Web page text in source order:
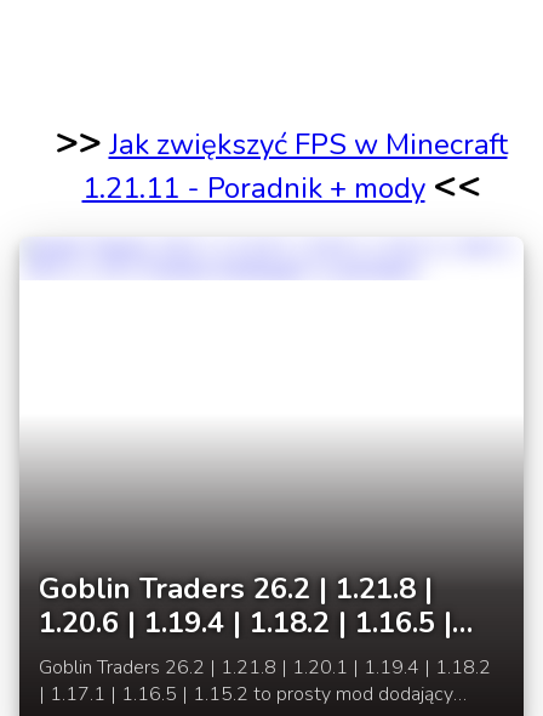
>> Jak zwiększyć FPS w Minecraft
1.21.11 - Poradnik + mody <<
Goblin Traders 26.2 | 1.21.8 |
1.20.6 | 1.19.4 | 1.18.2 | 1.16.5 |
1.15.2 Gobliny handlujące w
jaskiniach
Goblin Traders 26.2 | 1.21.8 | 1.20.1 | 1.19.4 | 1.18.2
| 1.17.1 | 1.16.5 | 1.15.2 to prosty mod dodający